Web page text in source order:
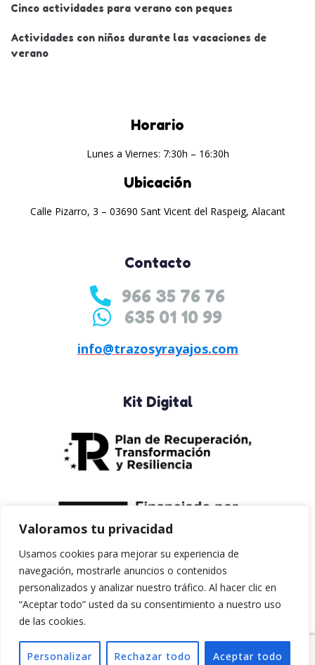
Valoramos tu privacidad
Usamos cookies para mejorar su experiencia de
navegación, mostrarle anuncios o contenidos
personalizados y analizar nuestro tráfico. Al hacer clic en
“Aceptar todo” usted da su consentimiento a nuestro uso
de las cookies.
Personalizar Rechazar todo Aceptar todo
Cinco actividades para verano con peques
Actividades con niños durante las vacaciones de
verano
Contacto
966 35 76 76
635 01 10 99
info@trazosyrayajos.com
Horario
Lunes a Viernes: 7:30h – 16:30h
Ubicación
Calle Pizarro, 3 – 03690 Sant Vicent del Raspeig, Alacant
Kit Digital
Síguenos
© 2023 Trazos y Rayajos. Todos los derechos reservados.